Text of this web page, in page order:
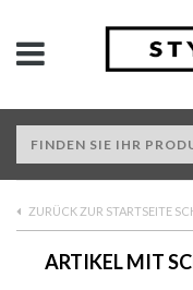
ZURÜCK ZUR STARTSEITE
ARTIKEL MIT